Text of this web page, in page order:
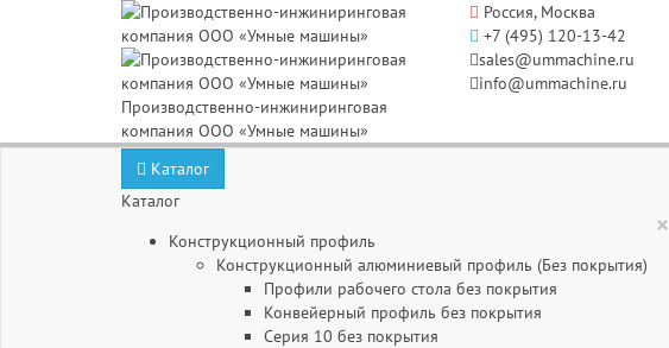
Производственно-инжиниринговая
компания ООО «Умные машины»
Россия, Москва
+7 (495) 120-13-42
sales@ummachine.ru
info@ummachine.ru
Каталог
Каталог
×
Конструкционный профиль
Конструкционный алюминиевый профиль (Без покрытия)
Профили рабочего стола без покрытия
Конвейерный профиль без покрытия
Серия 10 без покрытия